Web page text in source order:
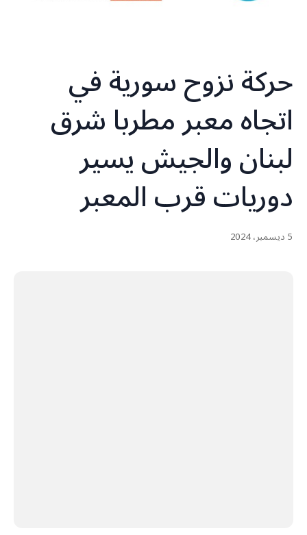
حركة نزوح سورية في
اتجاه معبر مطربا شرق
لبنان والجيش يسير
دوريات قرب المعبر
5 ديسمبر، 2024